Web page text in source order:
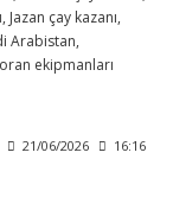
Jazan çay kazanı,
Arabistan,
ekipmanları
21/06/2026 16:16